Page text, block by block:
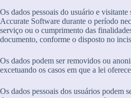
Os dados pessoais do usuário e visitante
Accurate Software durante o período
serviço ou o cumprimento das
documento, conforme o disposto no
Os dados podem ser removidos ou
excetuando os casos em que a lei
Os dados pessoais dos usuários podem